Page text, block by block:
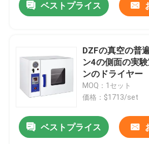
ベストプライス
DZFの真空の普
ン4の側面の実
ンのドライヤー
MOQ：1セット
価格：$1713/set
ベストプライス